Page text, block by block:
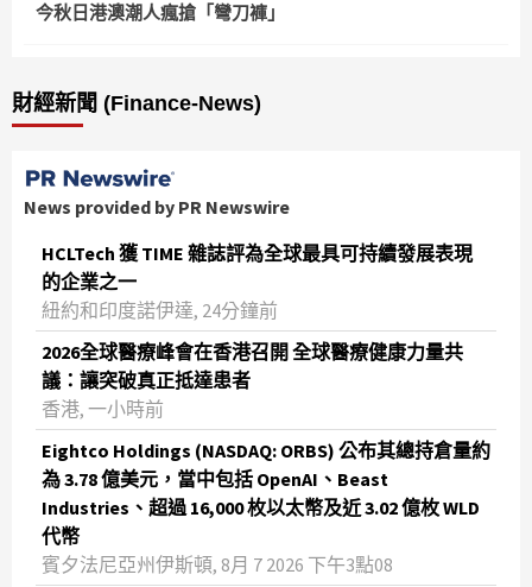
今秋日港澳潮人瘋搶「彎刀褲」
財經新聞 (Finance-News)
News provided by PR Newswire
HCLTech 獲 TIME 雜誌評為全球最具可持續發展表現
的企業之一
紐約和印度諾伊達, 24分鐘前
2026全球醫療峰會在香港召開 全球醫療健康力量共
議：讓突破真正抵達患者
香港, 一小時前
Eightco Holdings (NASDAQ: ORBS) 公布其總持倉量約
為 3.78 億美元，當中包括 OpenAI、Beast
Industries、超過 16,000 枚以太幣及近 3.02 億枚 WLD
代幣
賓夕法尼亞州伊斯頓, 8月 7 2026 下午3點08